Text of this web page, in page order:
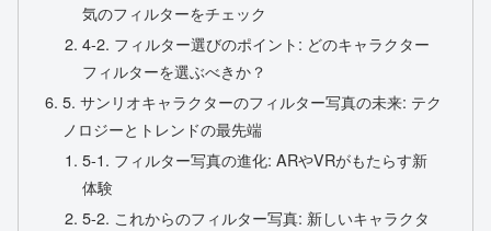
気のフィルターをチェック
4-2. フィルター選びのポイント: どのキャラクター
フィルターを選ぶべきか？
5. サンリオキャラクターのフィルター写真の未来: テク
ノロジーとトレンドの最先端
5-1. フィルター写真の進化: ARやVRがもたらす新
体験
5-2. これからのフィルター写真: 新しいキャラクタ